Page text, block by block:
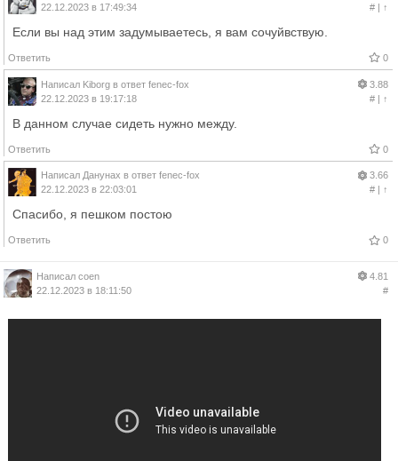
22.12.2023 в 17:49:34
#| ↑
Если вы над этим задумываетесь, я вам сочуйвствую.
Ответить 0
Написал Kiborg в ответ fenec-fox
22.12.2023 в 19:17:18
3.88
#| ↑
В данном случае сидеть нужно между.
Ответить 0
Написал Данунах в ответ fenec-fox
22.12.2023 в 22:03:01
3.66
#| ↑
Спасибо, я пешком постою
Ответить 0
Написал coen
22.12.2023 в 18:11:50
4.81
#